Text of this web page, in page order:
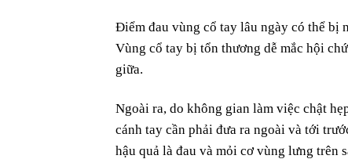
Điểm đau vùng cổ tay lâu ngày có thể bị
Vùng cổ tay bị tổn thương dễ mắc hội
giữa.
Ngoài ra, do không gian làm việc chật
cánh tay cần phải đưa ra ngoài và tới
hậu quả là đau và mỏi cơ vùng lưng trên